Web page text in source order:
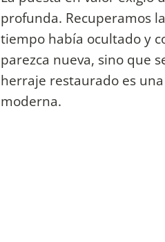
profunda. Recuperamos
tiempo había ocultado y
parezca nueva, sino que
herraje restaurado es
moderna.